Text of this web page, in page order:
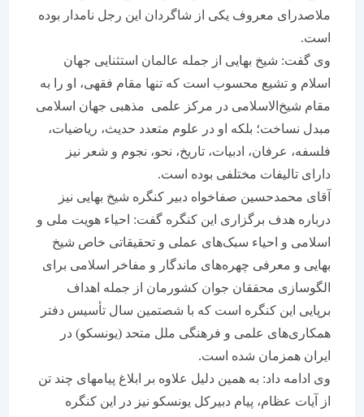
ملاصدرای معروف یکی از شاگردان این رجل نامدار بوده
وی گفت: شیخ بهایی از جمله عالمان استثنایی جهان
اسلام و تشیع محسوب است که تنها مقام فقهی، او را به
مقام شیخ‌الاسلامی در مرکز علمی مذهبی جهان اسلامی
مبدل نساخت؛ بلکه او در علوم متعدد حدیث، ریاضیات،
فلسفه، عرفان، ادبیات، تاریخ، نحو، نجوم و شعر نیز
دارای تالیفات مختلفی بوده است.
آقای محمدحسین صفاخواه دبیر کنگره شیخ بهایی نیز
درباره هدف برگزاری این کنگره گفت: احیاء هویت ملی و
اسلامی و احیاء سبک‌های عملی و تحقیقاتی خاص شیخ
بهایی و معرفی چهره‌های ماندگار و مفاخر اسلامی برای
الگوسازی محققان جوان کشورمان از جمله اهداف
برپایی این کنگره است که با شصتمین سال تأسیس دفتر
همکاری‌های علمی و فرهنگی ملل متحد (یونسکو) در
ایران همزمان شده است.
وی ادامه داد: به همین دلیل علاوه بر ابلاغ پیامهای چند تن
از آیات عظام، پیام دبیرکل یونسکو نیز در این کنگره